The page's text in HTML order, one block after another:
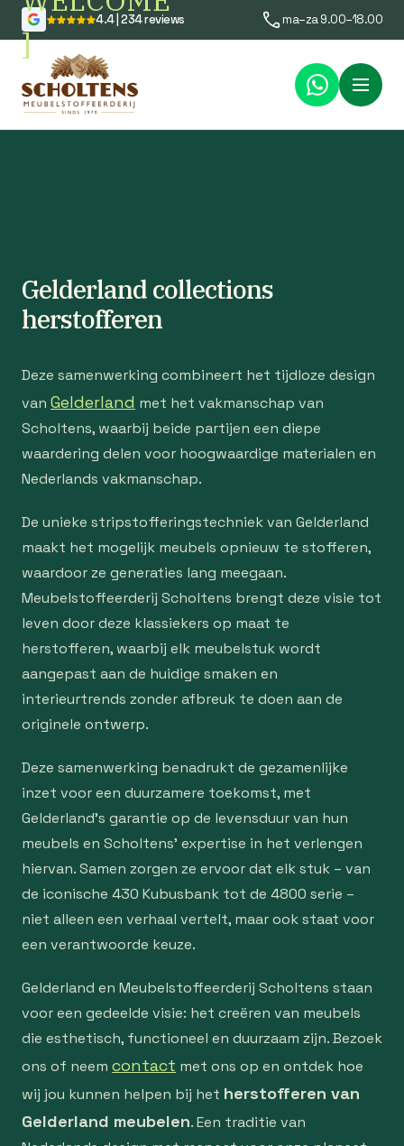
]
4.4 | 234 reviews ma–za 9.00–18.00
Menu
Gelderland collections
herstofferen
Deze samenwerking combineert het tijdloze design
van Gelderland met het vakmanschap van
Scholtens, waarbij beide partijen een diepe
waardering delen voor hoogwaardige materialen en
Nederlands vakmanschap.
De unieke stripstofferingstechniek van Gelderland
maakt het mogelijk meubels opnieuw te stofferen,
waardoor ze generaties lang meegaan.
Meubelstoffeerderij Scholtens brengt deze visie tot
leven door deze klassiekers op maat te
herstofferen, waarbij elk meubelstuk wordt
aangepast aan de huidige smaken en
interieurtrends zonder afbreuk te doen aan de
originele ontwerp.
Deze samenwerking benadrukt de gezamenlijke
inzet voor een duurzamere toekomst, met
Gelderland’s garantie op de levensduur van hun
meubels en Scholtens’ expertise in het verlengen
hiervan. Samen zorgen ze ervoor dat elk stuk – van
de iconische 430 Kubusbank tot de 4800 serie –
niet alleen een verhaal vertelt, maar ook staat voor
een verantwoorde keuze.
Gelderland en Meubelstoffeerderij Scholtens staan
voor een gedeelde visie: het creëren van meubels
die esthetisch, functioneel en duurzaam zijn. Bezoek
ons of neem contact met ons op en ontdek hoe
wij jou kunnen helpen bij het herstofferen van
Gelderland meubelen. Een traditie van